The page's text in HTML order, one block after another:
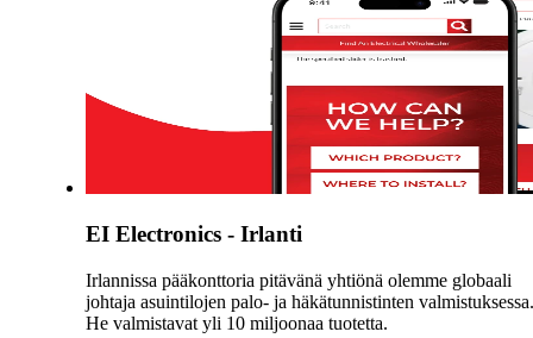
EI Electronics - Irlanti
Irlannissa pääkonttoria pitävänä yhtiönä olemme globaali
johtaja asuintilojen palo- ja häkätunnistinten valmistuksessa.
He valmistavat yli 10 miljoonaa tuotetta.